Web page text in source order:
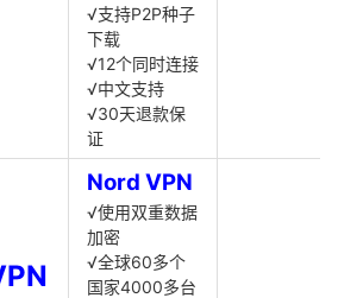
√支持P2P种子
下载
√12个同时连接
√中文支持
√30天退款保
证
Nord VPN
√使用双重数据
加密
√全球60多个
国家4000多台